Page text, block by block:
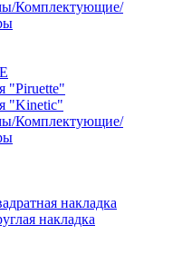
Комплектующие/
"Piruette"
"Kinetic"
Комплектующие/
накладка
накладка